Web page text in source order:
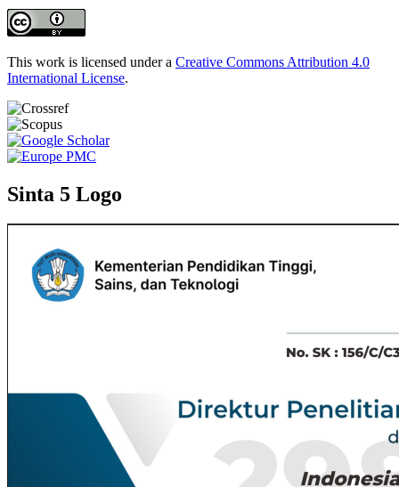
This work is licensed under a Creative Commons Attribution 4.0
International License.
Sinta 5 Logo